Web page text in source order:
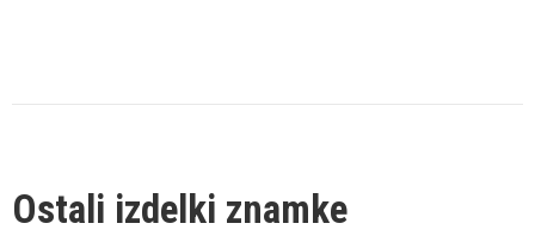
Ostali izdelki znamke